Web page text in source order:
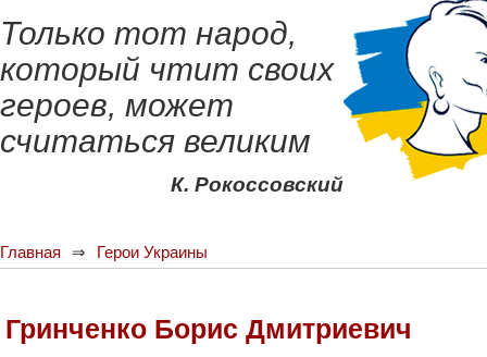
Только тот народ,
который чтит своих
героев, может
считаться великим
К. Рокоссовский
Главная Герои Украины
Гринченко Борис Дмитриевич